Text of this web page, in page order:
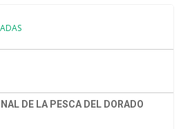
DE LA PESCA DEL DORADO